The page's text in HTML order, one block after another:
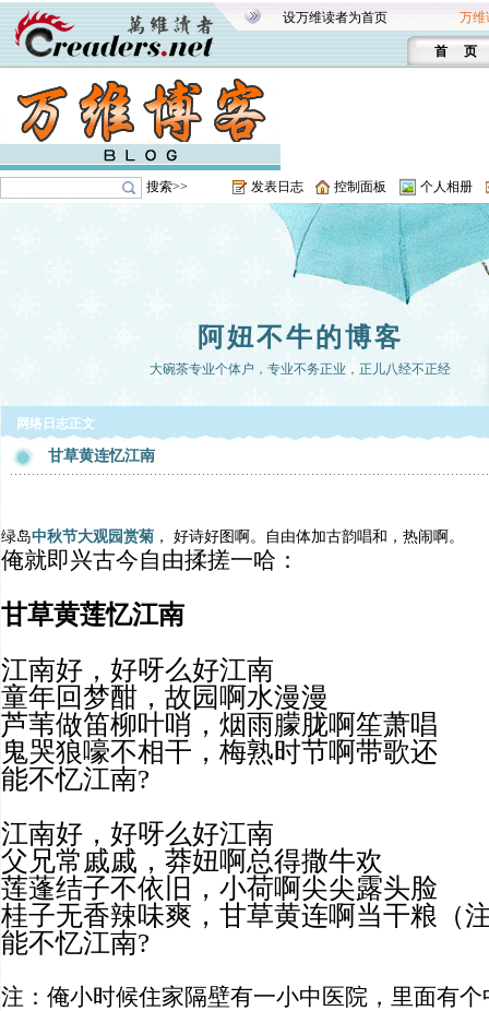
设万维读者为首页 万维
首 页
搜索>> 发表日志 控制面板 个人相册
阿妞不牛的博客
大碗茶专业个体户，专业不务正业，正儿八经不正经
网络日志正文
甘草黄连忆江南
绿岛中秋节大观园赏菊 ， 好诗好图啊。自由体加古韵唱和，热闹啊。
俺就即兴古今自由揉搓一哈：
甘草黄莲忆江南
江南好，好呀么好江南
童年回梦酣，故园啊水漫漫
芦苇做笛柳叶哨，烟雨朦胧啊笙萧唱
鬼哭狼嚎不相干，梅熟时节啊带歌还
能不忆江南?
江南好，好呀么好江南
父兄常戚戚，莽妞啊总得撒牛欢
莲蓬结子不依旧，小荷啊尖尖露头脸
桂子无香辣味爽，甘草黄连啊当干粮（
能不忆江南?
注： 俺小时候住家隔壁有一小中医院，里面有